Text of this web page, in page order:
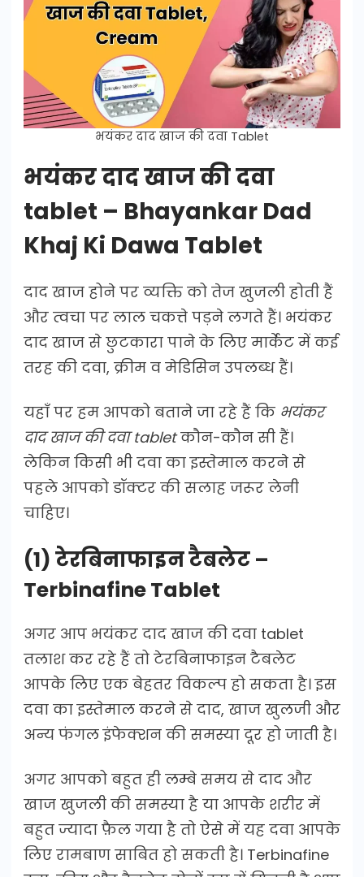
भयंकर दाद खाज की दवा Tablet
भयंकर दाद खाज की दवा
tablet – Bhayankar Dad
Khaj Ki Dawa Tablet
दाद खाज होने पर व्यक्ति को तेज खुजली होती हैं
और त्वचा पर लाल चकत्ते पड़ने लगते हैं। भयंकर
दाद खाज से छुटकारा पाने के लिए मार्केट में कई
तरह की दवा, क्रीम व मेडिसिन उपलब्ध हैं।
यहाँ पर हम आपको बताने जा रहे हैं कि भयंकर
दाद खाज की दवा tabletकौन-कौन सी हैं।
लेकिन किसी भी दवा का इस्तेमाल करने से
पहले आपको डॉक्टर की सलाह जरूर लेनी
चाहिए।
(1) टेरबिनाफाइन टैबलेट –
Terbinafine Tablet
अगर आप भयंकर दाद खाज की दवा tablet
तलाश कर रहे हैं तो टेरबिनाफाइन टैबलेट
आपके लिए एक बेहतर विकल्प हो सकता है। इस
दवा का इस्तेमाल करने से दाद, खाज खुलजी और
अन्य फंगल इंफेक्शन की समस्या दूर हो जाती है।
अगर आपको बहुत ही लम्बे समय से दाद और
खाज खुजली की समस्या है या आपके शरीर में
बहुत ज्यादा फ़ैल गया है तो ऐसे में यह दवा आपके
लिए रामबाण साबित हो सकती है। Terbinafine